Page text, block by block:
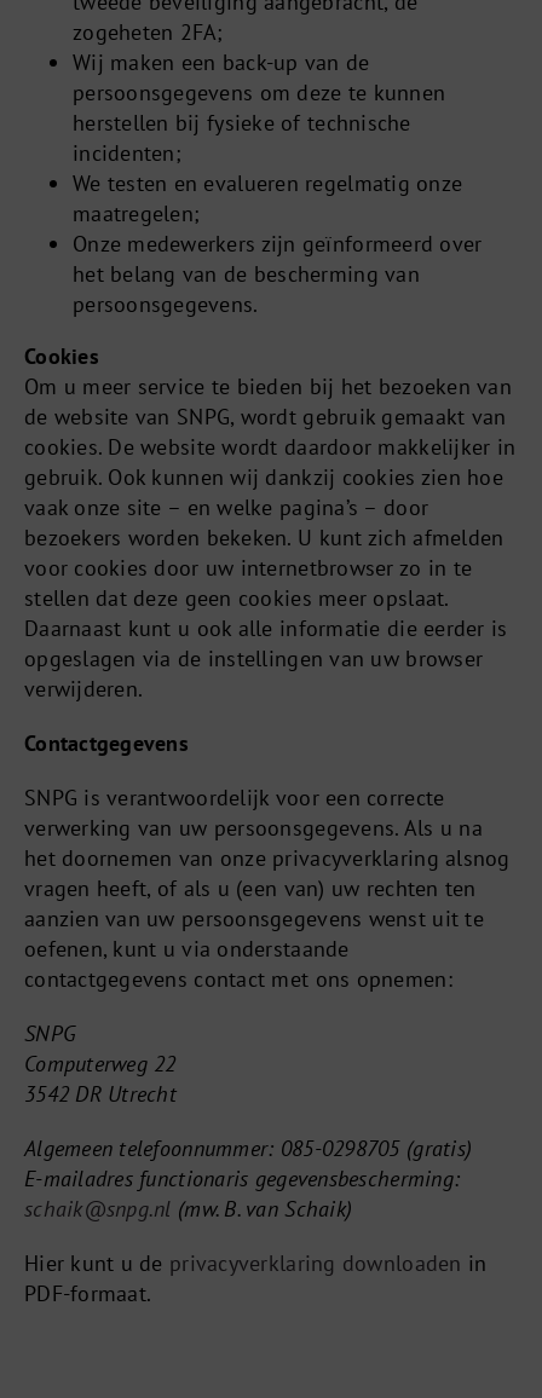
zogeheten 2FA;
Wij maken een back-up van de
persoonsgegevens om deze te kunnen
herstellen bij fysieke of technische
incidenten;
We testen en evalueren regelmatig onze
maatregelen;
Onze medewerkers zijn geïnformeerd over
het belang van de bescherming van
persoonsgegevens.
Cookies
Om u meer service te bieden bij het bezoeken van
de website van SNPG, wordt gebruik gemaakt van
cookies. De website wordt daardoor makkelijker in
gebruik. Ook kunnen wij dankzij cookies zien hoe
vaak onze site – en welke pagina’s – door
bezoekers worden bekeken. U kunt zich afmelden
voor cookies door uw internetbrowser zo in te
stellen dat deze geen cookies meer opslaat.
Daarnaast kunt u ook alle informatie die eerder is
opgeslagen via de instellingen van uw browser
verwijderen.
Contactgegevens
SNPG is verantwoordelijk voor een correcte
verwerking van uw persoonsgegevens. Als u na
het doornemen van onze privacyverklaring alsnog
vragen heeft, of als u (een van) uw rechten ten
aanzien van uw persoonsgegevens wenst uit te
oefenen, kunt u via onderstaande
contactgegevens contact met ons opnemen:
SNPG
Computerweg 22
3542 DR Utrecht
Algemeen telefoonnummer: 085-0298705 (gratis)
E-mailadres functionaris gegevensbescherming:
schaik@snpg.nl (mw. B. van Schaik)
Hier kunt u de privacyverklaring downloaden in
PDF-formaat.